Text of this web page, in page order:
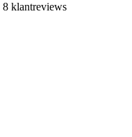
8 klantreviews